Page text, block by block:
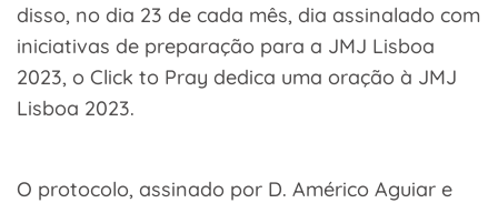
disso, no dia 23 de cada mês, dia assinalado com
iniciativas de preparação para a JMJ Lisboa
2023, o Click to Pray dedica uma oração à JMJ
Lisboa 2023.
O protocolo, assinado por D. Américo Aguiar e